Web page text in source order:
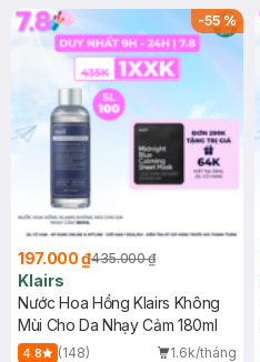
-55%
197.000 ₫435.000 ₫
Klairs
Nước Hoa Hồng Klairs Không
Mùi Cho Da Nhạy Cảm 180ml
4.8 (148)
1.6k/tháng